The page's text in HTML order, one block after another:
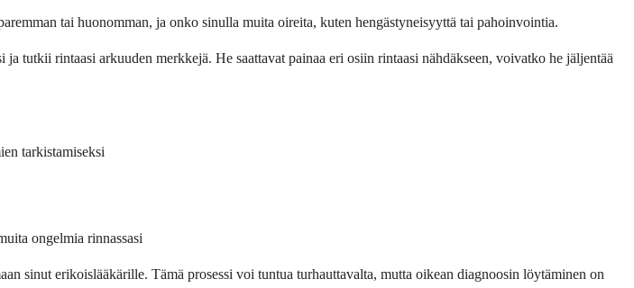
tai huonomman, ja onko sinulla muita oireita, kuten hengästyneisyyttä tai pahoinvointia.
tutkii rintaasi arkuuden merkkejä. He saattavat painaa eri osiin rintaasi nähdäkseen, voivatko he jäljentää
tarkistamiseksi
ongelmia rinnassasi
sinut erikoislääkärille. Tämä prosessi voi tuntua turhauttavalta, mutta oikean diagnoosin löytäminen on